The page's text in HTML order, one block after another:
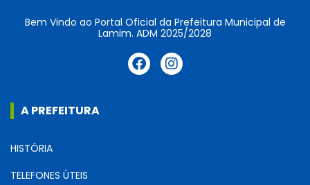
Bem Vindo ao Portal Oficial da Prefeitura Municipal de
Lamim. ADM 2025/2028
A PREFEITURA
HISTÓRIA
TELEFONES ÚTEIS